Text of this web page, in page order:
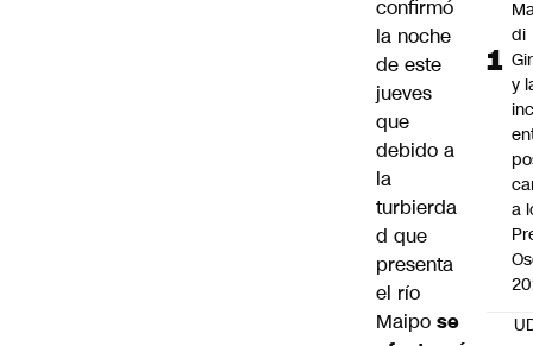
confirmó
la noche
de este
jueves
que
debido a
la
turbierda
d que
presenta
el río
Maipo se
di
y
a